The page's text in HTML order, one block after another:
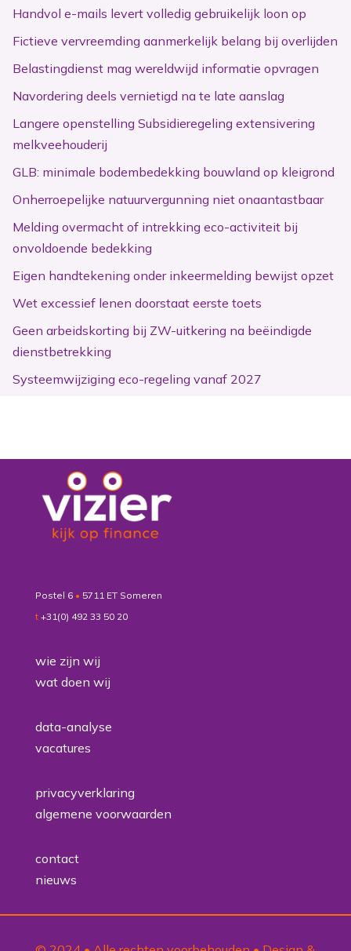
Handvol e-mails levert volledig gebruikelijk loon op
Fictieve vervreemding aanmerkelijk belang bij overlijden
Belastingdienst mag wereldwijd informatie opvragen
Navordering deels vernietigd na te late aanslag
Langere openstelling Subsidieregeling extensivering
melkveehouderij
GLB: minimale bodembedekking bouwland op kleigrond
Onherroepelijke natuurvergunning niet onaantastbaar
Melding overmacht of intrekking eco-activiteit bij
onvoldoende bedekking
Eigen handtekening onder inkeermelding bewijst opzet
Wet excessief lenen doorstaat eerste toets
Geen arbeidskorting bij ZW-uitkering na beëindigde
dienstbetrekking
Systeemwijziging eco-regeling vanaf 2027
Postel 6 • 5711 ET Someren
t +31(0) 492 33 50 20
wie zijn wij
wat doen wij
data-analyse
vacatures
privacyverklaring
algemene voorwaarden
contact
nieuws